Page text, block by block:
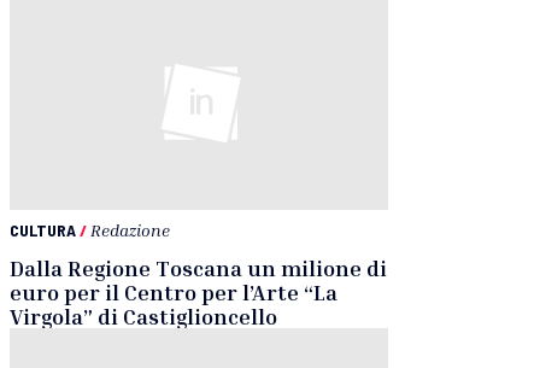
CULTURA/ Redazione
Dalla Regione Toscana un milione di
euro per il Centro per l’Arte “La
Virgola” di Castiglioncello